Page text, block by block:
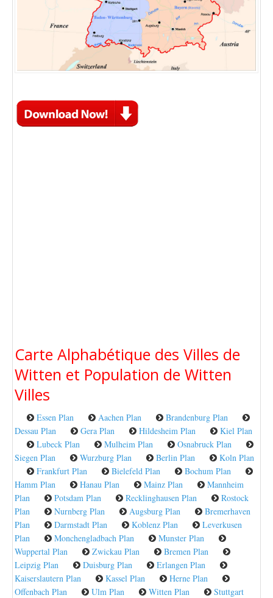
Carte Alphabétique des Villes de
Witten et Population de Witten
Villes
Essen Plan Aachen Plan
Brandenburg Plan
Dessau Plan
Gera Plan Hildesheim Plan
Kiel Plan
Lubeck Plan
Mulheim Plan
Osnabruck Plan
Siegen Plan
Wurzburg Plan Berlin Plan
Koln Plan
Frankfurt Plan
Bielefeld Plan
Bochum Plan
Hamm Plan
Hanau Plan Mainz Plan
Mannheim
Plan
Potsdam Plan Recklinghausen Plan
Rostock
Plan
Nurnberg Plan Augsburg Plan
Bremerhaven
Plan
Darmstadt Plan Koblenz Plan
Leverkusen
Plan
Monchengladbach Plan
Munster Plan
Wuppertal Plan
Zwickau Plan
Bremen Plan
Leipzig Plan
Duisburg Plan
Erlangen Plan
Kaiserslautern Plan
Kassel Plan
Herne Plan
Offenbach Plan
Ulm Plan Witten Plan
Stuttgart